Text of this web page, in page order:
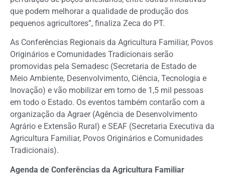
que podem melhorar a qualidade de produção dos
pequenos agricultores”, finaliza Zeca do PT.
As Conferências Regionais da Agricultura Familiar, Povos
Originários e Comunidades Tradicionais serão
promovidas pela Semadesc (Secretaria de Estado de
Meio Ambiente, Desenvolvimento, Ciência, Tecnologia e
Inovação) e vão mobilizar em torno de 1,5 mil pessoas
em todo o Estado. Os eventos também contarão com a
organização da Agraer (Agência de Desenvolvimento
Agrário e Extensão Rural) e SEAF (Secretaria Executiva da
Agricultura Familiar, Povos Originários e Comunidades
Tradicionais).
Agenda de Conferências da Agricultura Familiar